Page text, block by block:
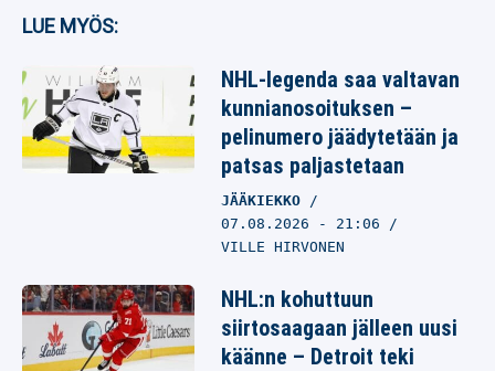
LUE MYÖS:
NHL-legenda saa valtavan
kunnianosoituksen –
pelinumero jäädytetään ja
patsas paljastetaan
JÄÄKIEKKO
07.08.2026 - 21:06
VILLE HIRVONEN
NHL:n kohuttuun
siirtosaagaan jälleen uusi
käänne – Detroit teki